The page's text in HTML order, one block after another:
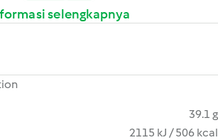
selengkapnya
39.1 g
2115 kJ / 506 kcal